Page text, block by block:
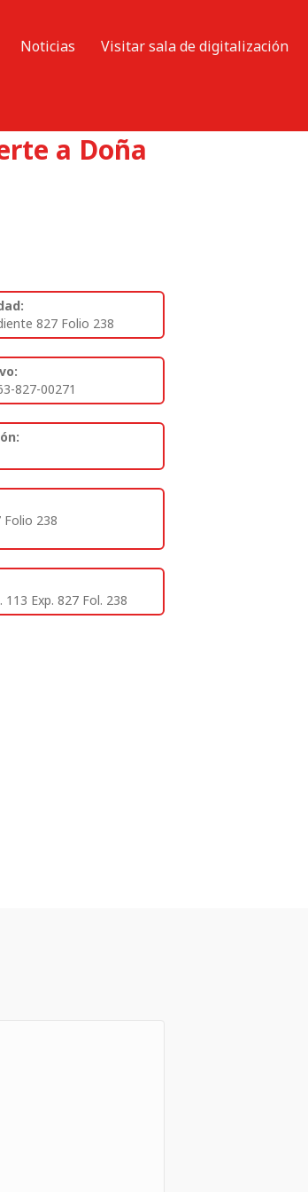
Noticias
Visitar sala de digitalización
a Doña
827 Folio 238
827-00271
Folio 238
113 Exp. 827 Fol. 238